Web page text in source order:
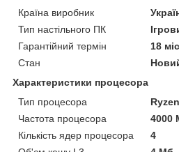
Країна виробник
Тип настільного ПК
Гарантійний термін
18 міс
Стан
Характеристики процесора
Тип процесора
Частота процесора
4000
Кількість ядер процесора
4